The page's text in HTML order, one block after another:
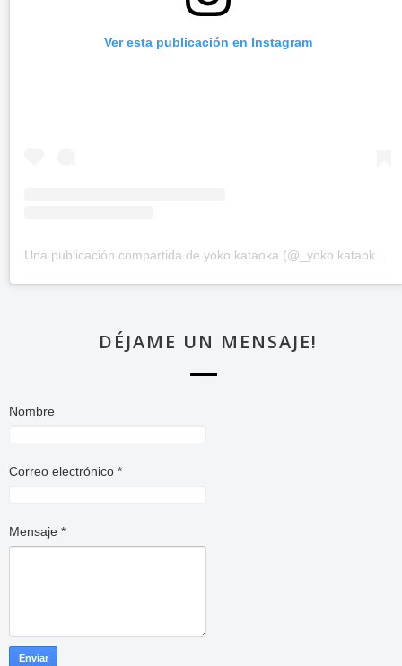
Ver esta publicación en Instagram
DÉJAME UN MENSAJE!
Nombre
Correo electrónico *
Mensaje *